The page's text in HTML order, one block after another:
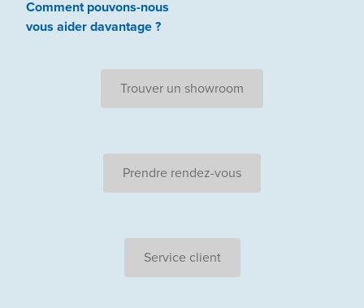
Comment pouvons-nous
vous aiderdavantage ?
Trouver un showroom
Prendre rendez-vous
Service client